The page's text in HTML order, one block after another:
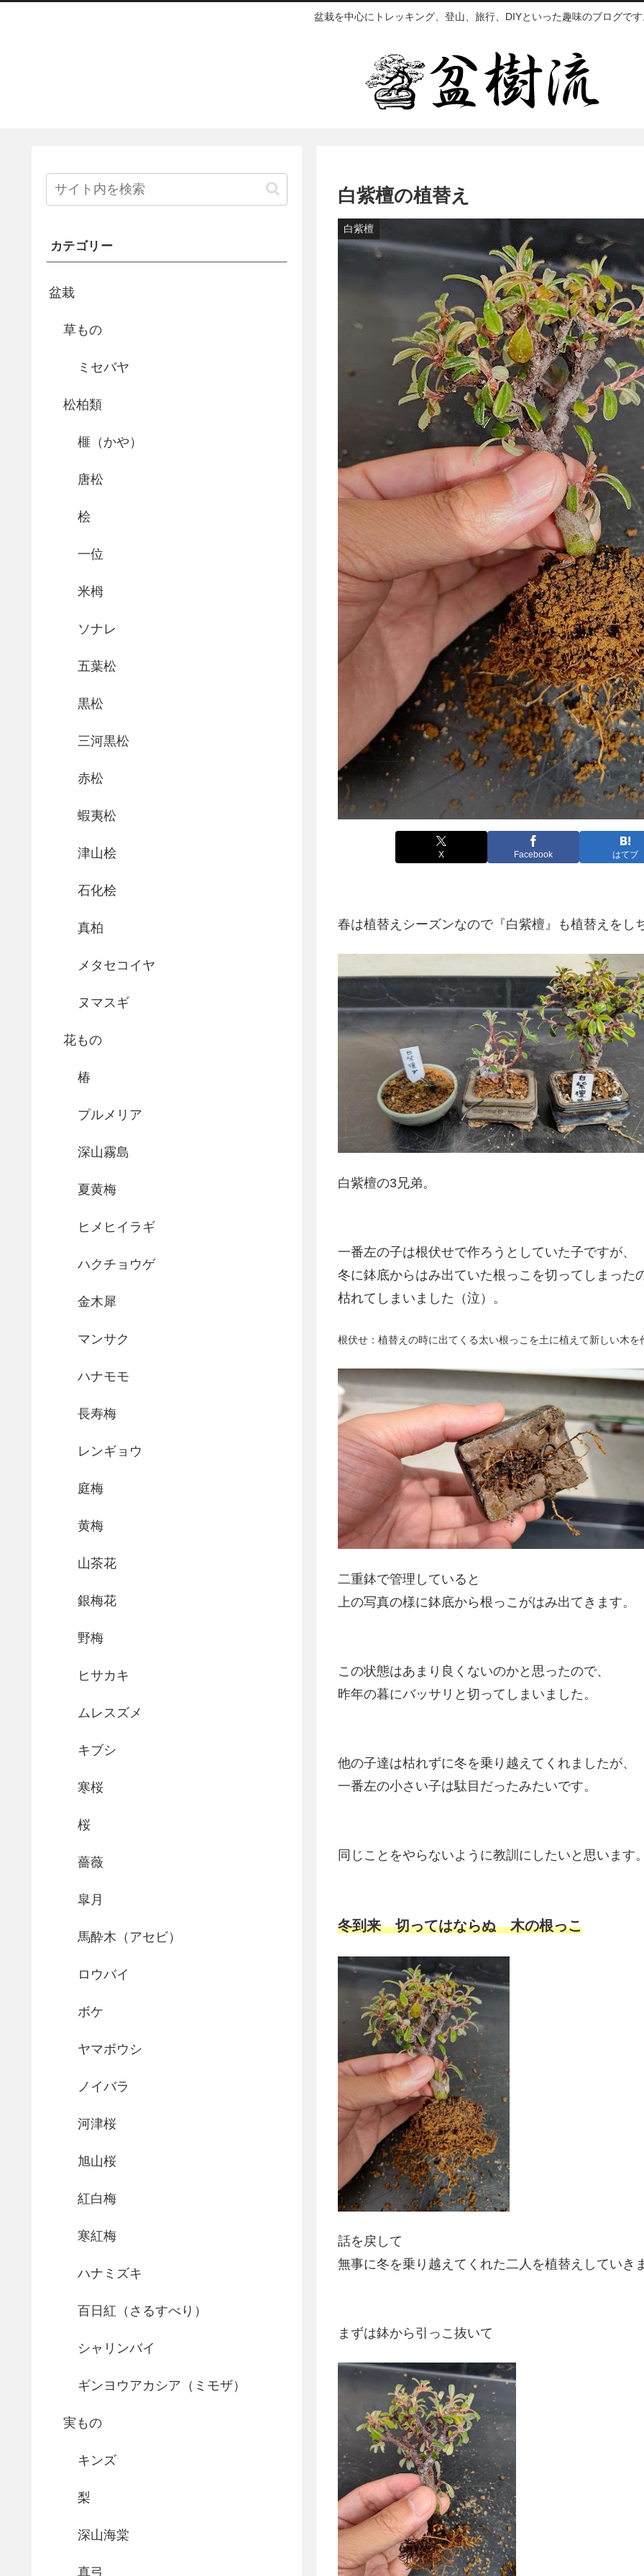
盆栽を中心にトレッキング、登山、旅行、DIYといった趣味のブログで
白紫檀の植替え
白紫檀
X Facebook はてブ
春は植替えシーズンなので『白紫檀』も植替えをし
白紫檀の3兄弟。
一番左の子は根伏せで作ろうとしていた子ですが、
冬に鉢底からはみ出ていた根っこを切ってしまった
枯れてしまいました（泣）。
根伏せ：植替えの時に出てくる太い根っこを土に植えて新しい木を
二重鉢で管理していると
上の写真の様に鉢底から根っこがはみ出てきます。
この状態はあまり良くないのかと思ったので、
昨年の暮にバッサリと切ってしまいました。
他の子達は枯れずに冬を乗り越えてくれましたが、
一番左の小さい子は駄目だったみたいです。
同じことをやらないように教訓にしたいと思います
冬到来 切ってはならぬ 木の根っこ
話を戻して
無事に冬を乗り越えてくれた二人を植替えしていき
まずは鉢から引っこ抜いて
カテゴリー
盆栽
草もの
ミセバヤ
松柏類
榧（かや）
唐松
桧
一位
米栂
ソナレ
五葉松
黒松
三河黒松
赤松
蝦夷松
津山桧
石化桧
真柏
メタセコイヤ
ヌマスギ
花もの
椿
プルメリア
深山霧島
夏黄梅
ヒメヒイラギ
ハクチョウゲ
金木犀
マンサク
ハナモモ
長寿梅
レンギョウ
庭梅
黄梅
山茶花
銀梅花
野梅
ヒサカキ
ムレスズメ
キブシ
寒桜
桜
薔薇
皐月
馬酔木（アセビ）
ロウバイ
ボケ
ヤマボウシ
ノイバラ
河津桜
旭山桜
紅白梅
寒紅梅
ハナミズキ
百日紅（さるすべり）
シャリンバイ
ギンヨウアカシア（ミモザ）
実もの
キンズ
梨
深山海棠
真弓